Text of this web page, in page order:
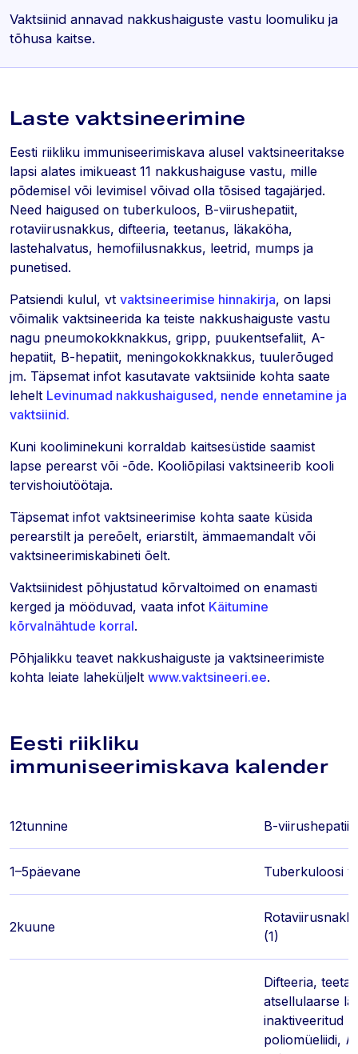
Vaktsiinid annavad nakkushaiguste vastu loomuliku ja
tõhusa kaitse.
Laste vaktsineerimine
Eesti riikliku immuniseerimiskava alusel vaktsineeritakse
lapsi alates imikueast 11 nakkushaiguse vastu, mille
põdemisel või levimisel võivad olla tõsised tagajärjed.
Need haigused on tuberkuloos, B-viirushepatiit,
rotaviirusnakkus, difteeria, teetanus, läkaköha,
lastehalvatus, hemofiilusnakkus, leetrid, mumps ja
punetised.
Patsiendi kulul, vt vaktsineerimise hinnakirja, on lapsi
võimalik vaktsineerida ka teiste nakkushaiguste vastu
nagu pneumokokknakkus, gripp, puukentsefaliit, A-
hepatiit, B-hepatiit, meningokokknakkus, tuulerõuged
jm. Täpsemat infot kasutavate vaktsiinide kohta saate
lehelt Levinumad nakkushaigused, nende ennetamine ja
vaktsiinid.
Kuni kooliminekuni korraldab kaitsesüstide saamist
lapse perearst või -õde. Kooliõpilasi vaktsineerib kooli
tervishoiutöötaja.
Täpsemat infot vaktsineerimise kohta saate küsida
perearstilt ja pereõelt, eriarstilt, ämmaemandalt või
vaktsineerimiskabineti õelt.
Vaktsiinidest põhjustatud kõrvaltoimed on enamasti
kerged ja mööduvad, vaata infot Käitumine
kõrvalnähtude korral.
Põhjalikku teavet nakkushaiguste ja vaktsineerimiste
kohta leiate laheküljelt www.vaktsineeri.ee.
Eesti riikliku
immuniseerimiskava kalender
12tunnine B-
1–5päevane Tuberkuloosi
2kuune
(1)
Difteeria,
atsellulaarse
inaktiveeritud
poliomüeliidi,